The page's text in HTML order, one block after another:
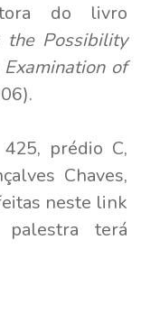
do livro
the Possibility
of
prédio C,
Chaves,
neste link
terá